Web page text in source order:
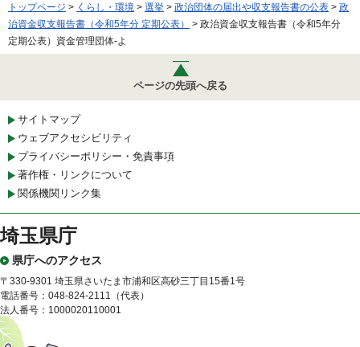
トップページ > くらし・環境 > 選挙 > 政治団体の届出や収支報告書の公表 > 政
治資金収支報告書（令和5年分 定期公表）
> 政治資金収支報告書（令和5年分
定期公表）資金管理団体-よ
ページの先頭へ戻る
サイトマップ
ウェブアクセシビリティ
プライバシーポリシー・免責事項
著作権・リンクについて
関係機関リンク集
埼玉県庁
県庁へのアクセス
〒330-9301 埼玉県さいたま市浦和区高砂三丁目15番1号
電話番号：048-824-2111（代表）
法人番号：1000020110001